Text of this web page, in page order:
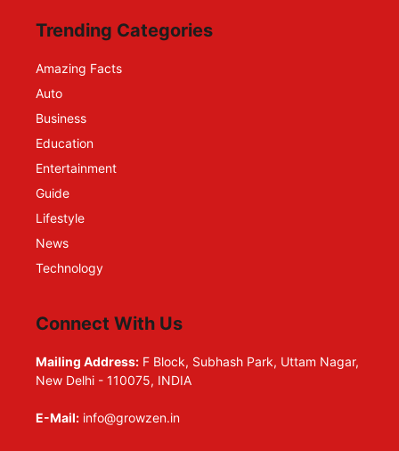
Trending Categories
Amazing Facts
Auto
Business
Education
Entertainment
Guide
Lifestyle
News
Technology
Connect With Us
Mailing Address: F Block, Subhash Park, Uttam Nagar,
New Delhi - 110075, INDIA
E-Mail: info@growzen.in